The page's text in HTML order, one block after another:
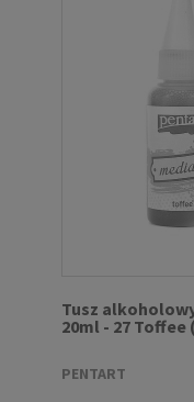
Tusz
20ml - 27
PENTART